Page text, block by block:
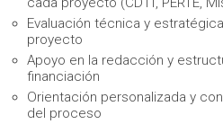
Evaluación técnica y
proyecto
Apoyo en la redacción y
financiación
Orientación personalizada y
del proceso